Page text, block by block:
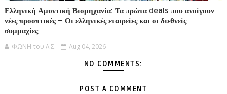
Ελληνική Αμυντική Βιομηχανία: Τα πρώτα deals που ανοίγουν
νέες προοπτικές – Οι ελληνικές εταιρείες και οι διεθνείς
συμμαχίες
ΦΩΝΗ του Λ.Σ. Aug 04, 2026
NO COMMENTS:
POST A COMMENT